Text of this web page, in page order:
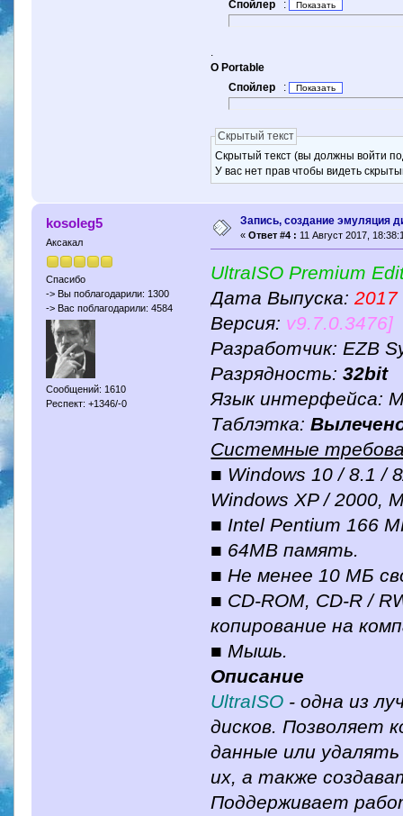
Спойлер
:
.
О Portable
Спойлер
:
Скрытый текст
Скрытый текст (вы должны войти
У вас нет прав чтобы видеть
kosoleg5
Аксакал
Спасибо
-> Вы поблагодарили: 1300
-> Вас поблагодарили: 4584
Сообщений: 1610
Респект: +1346/-0
Запись, создание эмуляция
« Ответ #4 : 11 Август 2017,
UltraISO Premium
Дата Выпуска: 2017
Версия: v9.7.0.3476]
Разработчик: EZB
Разрядность: 32bit
Язык интерфейса:
Таблэтка:
Системные
■ Windows 10 / 8.1 /
Windows XP / 2000,
■ Intel Pentium 166
■ 64MB память.
■ Не менее 10 МБ
■ CD-ROM, CD-R /
копирование на
■ Мышь.
Описание
UltraISO - одна из
дисков. Позволяет
данные или удалять
их, а также
Поддерживает